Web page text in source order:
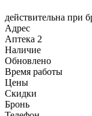
действительна при
Адрес
Аптека 2
Наличие
Обновлено
Время работы
Цены
Скидки
Бронь